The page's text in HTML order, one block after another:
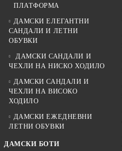
ПЛАТФОРМА
ДАМСКИ ЕЛЕГАНТНИ
САНДАЛИ И ЛЕТНИ
ОБУВКИ
ДАМСКИ САНДАЛИ И
ЧЕХЛИ НА НИСКО ХОДИЛО
ДАМСКИ САНДАЛИ И
ЧЕХЛИ НА ВИСОКО
ХОДИЛО
ДАМСКИ ЕЖЕДНЕВНИ
ЛЕТНИ ОБУВКИ
ДАМСКИ БОТИ